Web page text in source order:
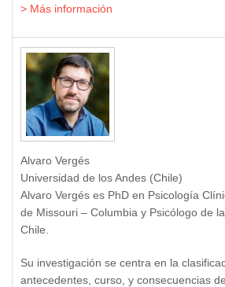
> Más información
Alvaro Vergés
Universidad de los Andes (Chile)
Alvaro Vergés es PhD en Psicología
de Missouri – Columbia y Psicólogo de
Chile.
Su investigación se centra en la
antecedentes, curso, y consecuencias